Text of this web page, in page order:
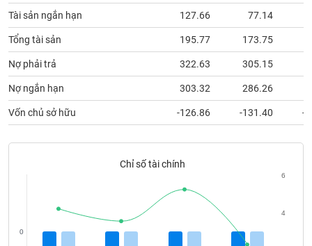
Tài sản ngắn hạn 127.66 77.14
Tổng tài sản 195.77 173.75
Nợ phải trả 322.63 305.15
Nợ ngắn hạn 303.32 286.26
Vốn chủ sở hữu -126.86 -131.40 -
Chỉ số tài chính
0
4
6
đầu
tư
Truyền
thông
chính